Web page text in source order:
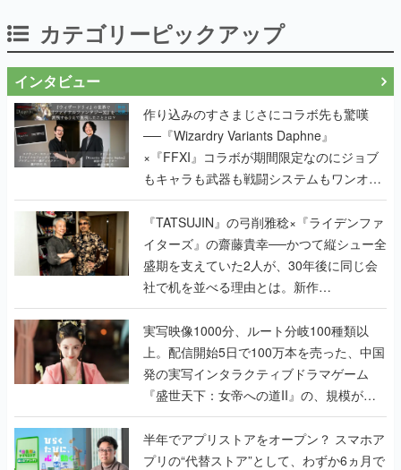
カテゴリーピックアップ
インタビュー
作り込みのすさまじさにコラボ先も驚嘆
──『Wizardry Variants Daphne』
×『FFXI』コラボが期間限定なのにジョブ
もキャラも武器も戦闘システムもワンオフ
で作り込まれた理由を両ディレクターに聞
く
『TATSUJIN』の弓削雅稔×『ライデンファ
イターズ』の齋藤貴幸──かつて縦シュー全
盛期を支えていた2人が、30年後に同じ会
社で机を並べる理由とは。新作
『TATSUJIN EXTREME』で初タッグを組
んだレジェンド2人に訊く開発秘話
実写映像1000分、ルート分岐100種類以
上。配信開始5日で100万本を売った、中国
発の実写インタラクティブドラマゲーム
『盛世天下：女帝への道II』の、規模が違
うこだわりをプロデューサーに聞いた
半年でアプリストアをオープン？ スマホア
プリの“代替ストア”として、わずか6ヵ月で